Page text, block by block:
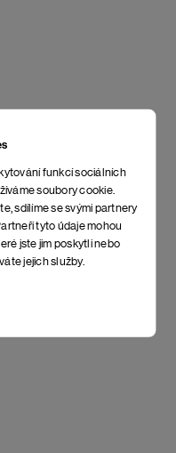
funkcí sociálních
soubory cookie.
sdílíme se svými partnery
tyto údaje mohou
jste jim poskytli nebo
jejich služby.